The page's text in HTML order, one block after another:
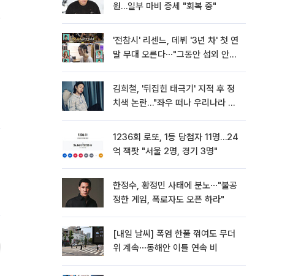
원…일부 마비 증세 "회복 중"
'전참시' 리센느, 데뷔 '3년 차' 첫 연
말 무대 오른다⋯"그동안 섭외 안
김희철, '뒤집힌 태극기' 지적 후 정
치색 논란…"좌우 떠나 우리나라 국
1236회 로또, 1등 당첨자 11명…24
억 잭팟 "서울 2명, 경기 3명"
한정수, 황정민 사태에 분노⋯"불공
정한 게임, 폭로자도 오픈 하라"
[내일 날씨] 폭염 한풀 꺾여도 무더
위 계속⋯동해안 이틀 연속 비